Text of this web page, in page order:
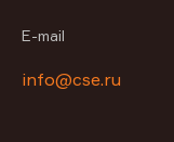
E-mail
info@cse.ru